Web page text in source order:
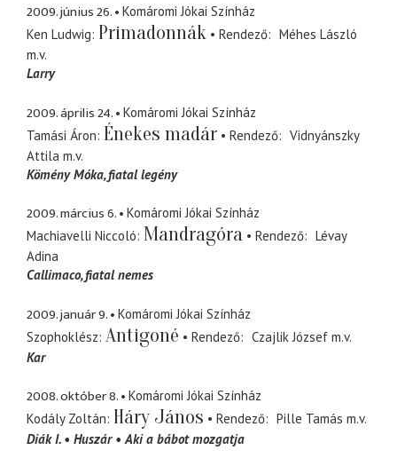
2009. június 26.
Komáromi Jókai Színház
Ken Ludwig Primadonnák Rendező
Méhes László
m.v.
Larry
2009. április 24.
Komáromi Jókai Színház
Tamási Áron Énekes madár Rendező
Vidnyánszky
Attila m.v.
Kömény Móka fiatal legény
2009. március 6.
Komáromi Jókai Színház
Machiavelli Niccoló Mandragóra Rendező
Lévay
Adina
Callimaco fiatal nemes
2009. január 9.
Komáromi Jókai Színház
Szophoklész Antigoné Rendező Czajlik József m.v.
Kar
2008. október 8.
Komáromi Jókai Színház
Kodály Zoltán Háry János Rendező Pille Tamás m.v.
Diák I.
Huszár Aki a bábot mozgatja